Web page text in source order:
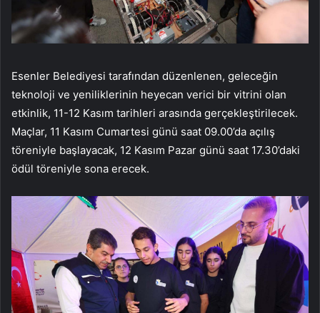
Esenler Belediyesi tarafından düzenlenen, geleceğin
teknoloji ve yeniliklerinin heyecan verici bir vitrini olan
etkinlik, 11-12 Kasım tarihleri ​​arasında gerçekleştirilecek.
Maçlar, 11 Kasım Cumartesi günü saat 09.00’da açılış
töreniyle başlayacak, 12 Kasım Pazar günü saat 17.30’daki
ödül töreniyle sona erecek.